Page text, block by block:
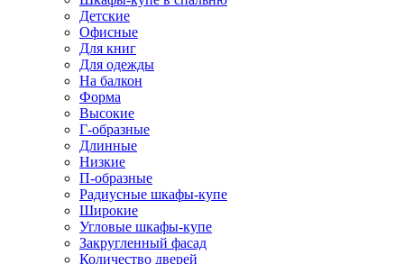
Детские
Офисные
Для книг
Для одежды
На балкон
Форма
Высокие
Г-образные
Длинные
Низкие
П-образные
Радиусные шкафы-купе
Широкие
Угловые шкафы-купе
Закругленный фасад
Количество дверей